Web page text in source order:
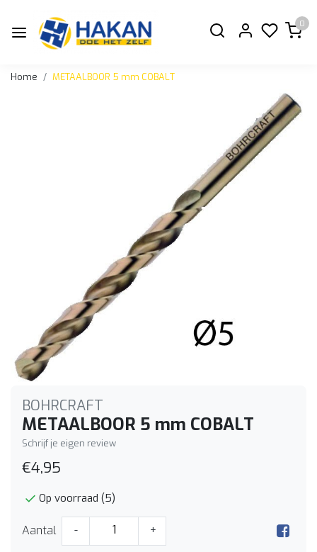
0
Home METAALBOOR 5 mm COBALT
BOHRCRAFT
METAALBOOR 5 mm COBALT
Schrijf je eigen review
€4,95
Op voorraad (5)
Aantal - +